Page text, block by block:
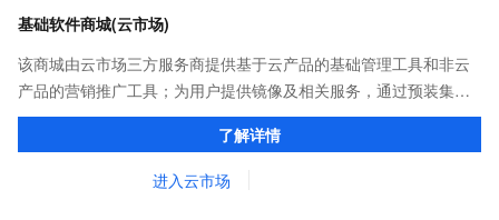
基础软件商城(云市场)
该商城由云市场三方服务商提供基于云产品的基础管理工具和非云
产品的营销推广工具；为用户提供镜像及相关服务，通过预装集成
环境及软件，实现云服务器即开即于阿里云的独立软件类，包括商
业软件、系统软件、营销软件等。了解详情
进入云市场